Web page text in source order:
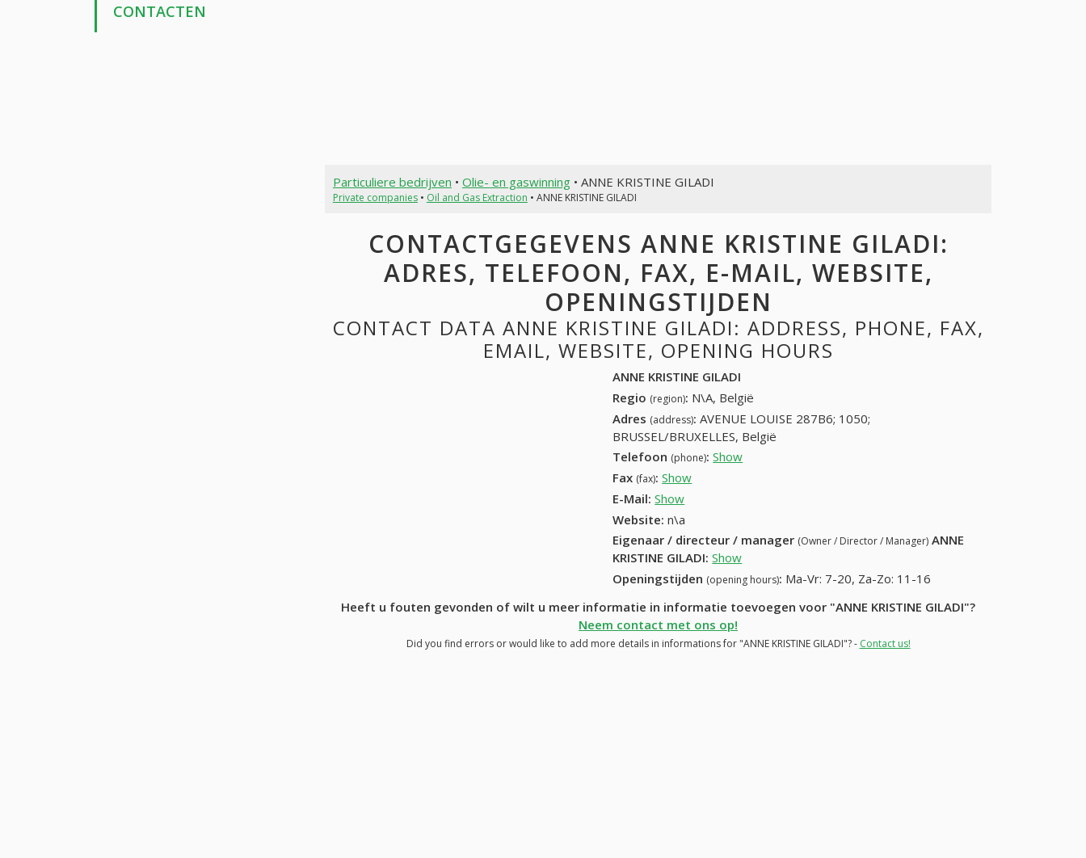
CONTACTEN
Particuliere bedrijven • Olie- en gaswinning• ANNE KRISTINE GILADI
Private companies• Oil and Gas Extraction • ANNE KRISTINE GILADI
CONTACTGEGEVENS ANNE KRISTINE GILADI:
ADRES, TELEFOON, FAX, E-MAIL, WEBSITE,
OPENINGSTIJDEN
CONTACT DATA ANNE KRISTINE GILADI: ADDRESS, PHONE, FAX,
EMAIL, WEBSITE, OPENING HOURS
ANNE KRISTINE GILADI
Regio (region): N\A, België
Adres (address): AVENUE LOUISE 287B6; 1050;
BRUSSEL/BRUXELLES, België
Telefoon (phone): Show
Fax (fax): Show
E-Mail: Show
Website: n\a
Eigenaar / directeur / manager (Owner / Director / Manager) ANNE
KRISTINE GILADI: Show
Openingstijden (opening hours): Ma-Vr: 7-20, Za-Zo: 11-16
Heeft u fouten gevonden of wilt u meer informatie in informatie toevoegen voor "ANNE KRISTINE GILADI"?
Neem contact met ons op!
Did you find errors or would like to add more details in informations for "ANNE KRISTINE GILADI"? - Contact us!